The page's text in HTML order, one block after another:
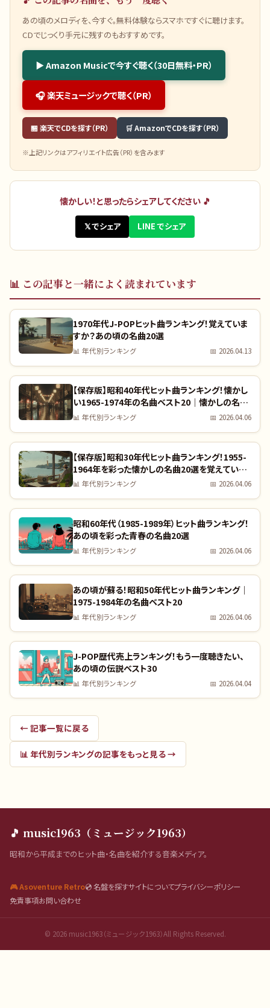
あの頃のメロディを、今すぐ。無料体験ならスマホですぐに聴けます。
CDでじっくり手元に残すのもおすすめです。
▶ Amazon Musicで今すぐ聴く（30日無料・PR）
🎧 楽天ミュージックで聴く（PR）
🏪 楽天でCDを探す（PR） 🛒 AmazonでCDを探す（PR）
※上記リンクはアフィリエイト広告（PR）を含みます
懐かしい！と思ったらシェアしてください 🎵
𝕏 でシェア LINE でシェア
📊 この記事と一緒によく読まれています
1970年代J-POPヒット曲ランキング！覚えていま
すか？あの頃の名曲20選
📊 年代別ランキング 📅 2026.04.13
【保存版】昭和40年代ヒット曲ランキング！懐かし
い1965-1974年の名曲ベスト20｜懐かしの名曲
完全リスト
📊 年代別ランキング 📅 2026.04.06
【保存版】昭和30年代ヒット曲ランキング！1955-
1964年を彩った懐かしの名曲20選を覚えていま
すか？｜全曲リスト付き
📊 年代別ランキング 📅 2026.04.06
昭和60年代（1985-1989年）ヒット曲ランキング！
あの頃を彩った青春の名曲20選
📊 年代別ランキング 📅 2026.04.06
あの頃が蘇る！昭和50年代ヒット曲ランキング｜
1975-1984年の名曲ベスト20
📊 年代別ランキング 📅 2026.04.06
J-POP歴代売上ランキング！もう一度聴きたい、
あの頃の伝説ベスト30
📊 年代別ランキング 📅 2026.04.04
← 記事一覧に戻る
📊 年代別ランキングの記事をもっと見る →
🎵 music1963（ミュージック1963）
昭和から平成までのヒット曲・名曲を紹介する音楽メディア。
🎮 Asoventure Retro💿 名盤を探すサイトについてプライバシーポリシー
免責事項お問い合わせ
© 2026music1963（ミュージック1963）All Rights Reserved.